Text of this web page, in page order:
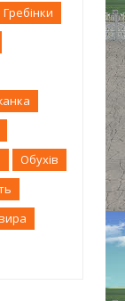
Гребінки
Обухів